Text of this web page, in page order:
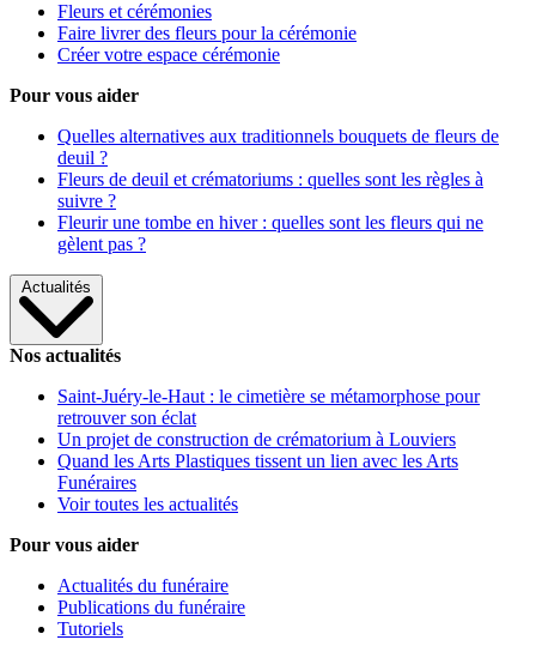
Fleurs et cérémonies
Faire livrer des fleurs pour la cérémonie
Créer votre espace cérémonie
Pour vous aider
Quelles alternatives aux traditionnels bouquets de fleurs de
deuil ?
Fleurs de deuil et crématoriums : quelles sont les règles à
suivre ?
Fleurir une tombe en hiver : quelles sont les fleurs qui ne
gèlent pas ?
Actualités
Nos actualités
Saint-Juéry-le-Haut : le cimetière se métamorphose pour
retrouver son éclat
Un projet de construction de crématorium à Louviers
Quand les Arts Plastiques tissent un lien avec les Arts
Funéraires
Voir toutes les actualités
Pour vous aider
Actualités du funéraire
Publications du funéraire
Tutoriels